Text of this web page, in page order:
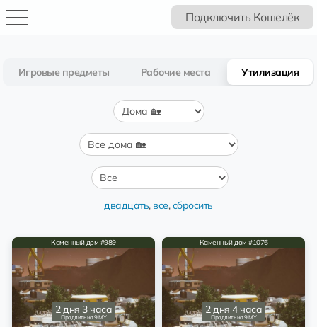
Подключить Кошелёк
Игровые предметы Рабочие места Утилизация
двадцать, все,сбросить
Каменный дом #989
2 дня 3 часа
Продлить на 9 MY
Каменный дом #1076
2 дня 4 часа
Продлить на 9 MY